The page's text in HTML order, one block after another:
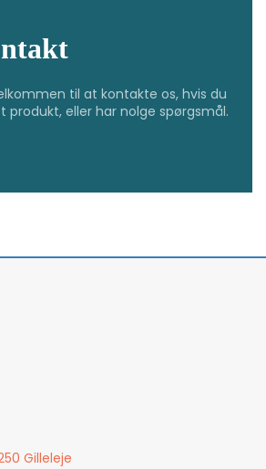
til at kontakte os, hvis du
produkt, eller har nolge spørgsmål.
Gilleleje